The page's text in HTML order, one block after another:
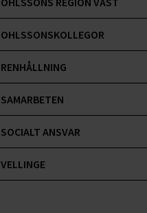
OHLSSONSKOLLEGOR
RENHÅLLNING
SAMARBETEN
SOCIALT ANSVAR
VELLINGE